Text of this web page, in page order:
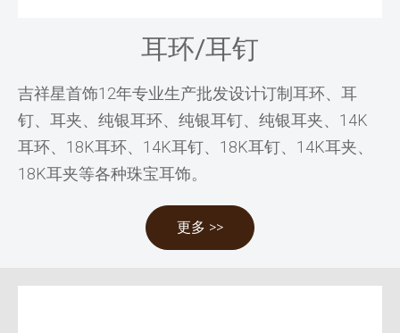
耳环/耳钉
吉祥星首饰12年专业生产批发设计订制耳环、耳
钉、耳夹、纯银耳环、纯银耳钉、纯银耳夹、14K
耳环、18K耳环、14K耳钉、18K耳钉、14K耳夹、
18K耳夹等各种珠宝耳饰。
更多 >>